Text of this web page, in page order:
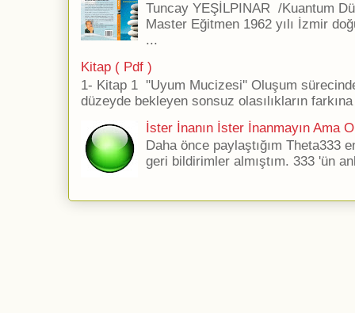
Tuncay YEŞİLPINAR /Kuantum
Master Eğitmen 1962 yılı İzmir
...
Kitap ( Pdf )
1- Kitap 1 ''Uyum Mucizesi'' Oluşum
düzeyde bekleyen sonsuz olasılıkların
İster İnanın İster İnanmayın Ama
Daha önce paylaştığım Theta333
geri bildirimler almıştım. 333 'ün